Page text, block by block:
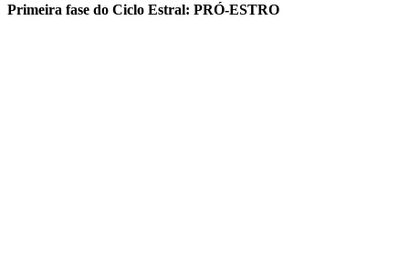
Primeira fase do Ciclo Estral: PRÓ-ESTRO